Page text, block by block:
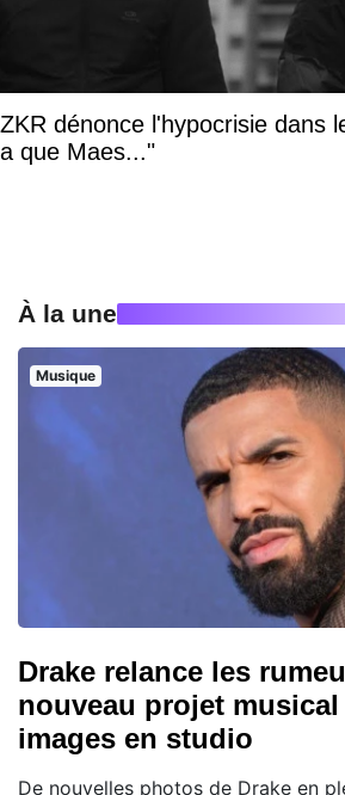
ZKR dénonce l'hypocrisie dans
a que Maes..."
À la une
Musique
Drake relance les
nouveau projet musical
images en studio
De nouvelles photos de Drake en